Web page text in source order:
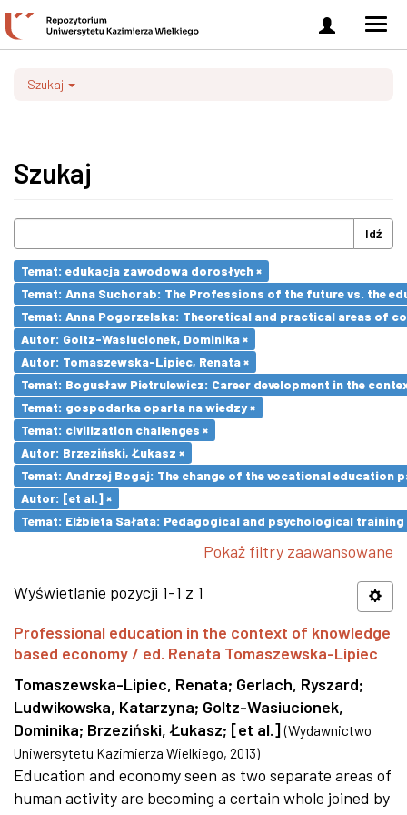
Zaloguj
się
Szukaj
Szukaj
Idź
Temat: edukacja zawodowa dorosłych ×
Temat: Anna Suchorab: The Professions of the future vs. the
Temat: Anna Pogorzelska: Theoretical and practical areas of
Autor: Goltz-Wasiucionek, Dominika ×
Autor: Tomaszewska-Lipiec, Renata ×
Temat: Bogusław Pietrulewicz: Career development in the
Temat: gospodarka oparta na wiedzy ×
Temat: civilization challenges ×
Autor: Brzeziński, Łukasz ×
Temat: Andrzej Bogaj: The change of the vocational education
Autor: [et al.] ×
Temat: Elżbieta Sałata: Pedagogical and psychological
Pokaż filtry zaawansowane
Wyświetlanie pozycji 1-1 z 1
Professional education in the context of knowledge
based economy / ed. Renata Tomaszewska-Lipiec
Tomaszewska-Lipiec, Renata; Gerlach, Ryszard;
Ludwikowska, Katarzyna; Goltz-Wasiucionek,
Dominika; Brzeziński, Łukasz; [et al.] (Wydawnictwo
Uniwersytetu Kazimierza Wielkiego, 2013)
Education and economy seen as two separate areas of
human activity are becoming a certain whole joined by